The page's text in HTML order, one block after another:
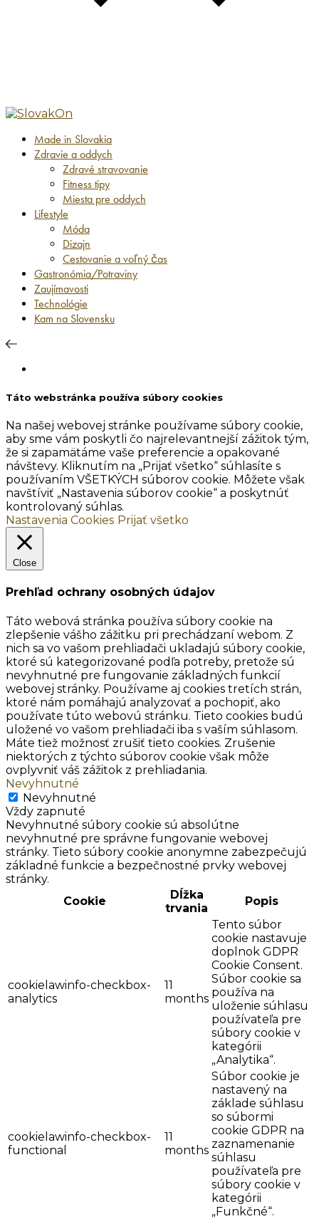
Made in Slovakia
Zdravie a oddych
Zdravé stravovanie
Fitness tipy
Miesta pre oddych
Lifestyle
Móda
Dizajn
Cestovanie a voľný čas
Gastronómia/Potraviny
Zaujímavosti
Technológie
Kam na Slovensku
Táto webstránka používa súbory cookies
Na našej webovej stránke používame súbory cookie,
aby sme vám poskytli čo najrelevantnejší zážitok tým,
že si zapamätáme vaše preferencie a opakované
návštevy. Kliknutím na „Prijať všetko“ súhlasíte s
používaním VŠETKÝCH súborov cookie. Môžete však
navštíviť „Nastavenia súborov cookie“ a poskytnúť
kontrolovaný súhlas.
Nastavenia Cookies Prijať všetko
Close
Prehľad ochrany osobných údajov
Táto webová stránka používa súbory cookie na
zlepšenie vášho zážitku pri prechádzaní webom. Z
nich sa vo vašom prehliadači ukladajú súbory cookie,
ktoré sú kategorizované podľa potreby, pretože sú
nevyhnutné pre fungovanie základných funkcií
webovej stránky. Používame aj cookies tretích strán,
ktoré nám pomáhajú analyzovať a pochopiť, ako
používate túto webovú stránku. Tieto cookies budú
uložené vo vašom prehliadači iba s vaším súhlasom.
Máte tiež možnosť zrušiť tieto cookies. Zrušenie
niektorých z týchto súborov cookie však môže
ovplyvniť váš zážitok z prehliadania.
Nevyhnutné
Nevyhnutné
Vždy zapnuté
Nevyhnutné súbory cookie sú absolútne
nevyhnutné pre správne fungovanie webovej
stránky. Tieto súbory cookie anonymne zabezpečujú
základné funkcie a bezpečnostné prvky webovej
stránky.
Cookie
Dĺžka
trvania
Popis
cookielawinfo-checkbox-
analytics
11
months
Tento súbor
cookie nastavuje
doplnok GDPR
Cookie Consent.
Súbor cookie sa
používa na
uloženie súhlasu
používateľa pre
súbory cookie v
kategórii
„Analytika“.
cookielawinfo-checkbox-
functional
11
months
Súbor cookie je
nastavený na
základe súhlasu
so súbormi
cookie GDPR na
zaznamenanie
súhlasu
používateľa pre
súbory cookie v
kategórii
„Funkčné“.